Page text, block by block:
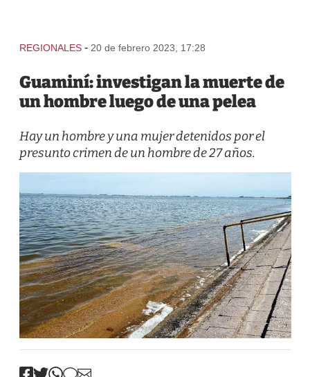
REGIONALES - 20 de febrero 2023, 17:28
Guaminí: investigan la muerte de
un hombre luego de una pelea
Hay un hombre y una mujer detenidos por el
presunto crimen de un hombre de 27 años.